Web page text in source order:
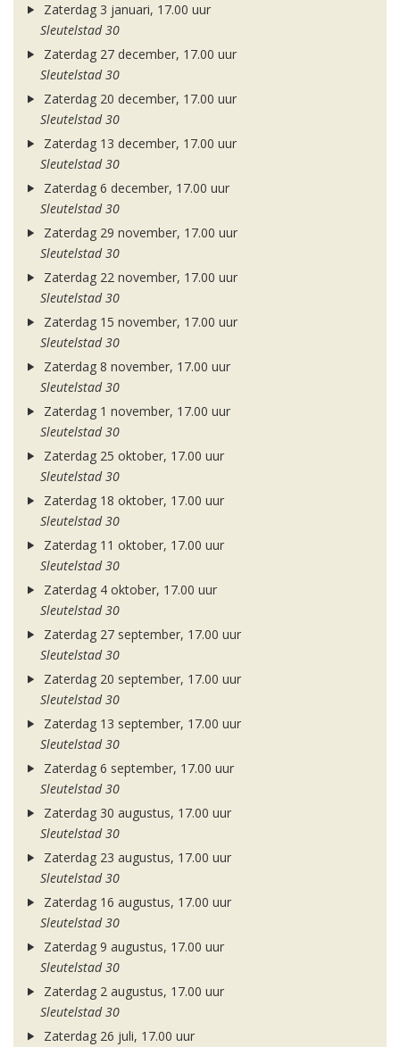
Zaterdag 3 januari, 17.00 uur
Sleutelstad 30
Zaterdag 27 december, 17.00 uur
Sleutelstad 30
Zaterdag 20 december, 17.00 uur
Sleutelstad 30
Zaterdag 13 december, 17.00 uur
Sleutelstad 30
Zaterdag 6 december, 17.00 uur
Sleutelstad 30
Zaterdag 29 november, 17.00 uur
Sleutelstad 30
Zaterdag 22 november, 17.00 uur
Sleutelstad 30
Zaterdag 15 november, 17.00 uur
Sleutelstad 30
Zaterdag 8 november, 17.00 uur
Sleutelstad 30
Zaterdag 1 november, 17.00 uur
Sleutelstad 30
Zaterdag 25 oktober, 17.00 uur
Sleutelstad 30
Zaterdag 18 oktober, 17.00 uur
Sleutelstad 30
Zaterdag 11 oktober, 17.00 uur
Sleutelstad 30
Zaterdag 4 oktober, 17.00 uur
Sleutelstad 30
Zaterdag 27 september, 17.00 uur
Sleutelstad 30
Zaterdag 20 september, 17.00 uur
Sleutelstad 30
Zaterdag 13 september, 17.00 uur
Sleutelstad 30
Zaterdag 6 september, 17.00 uur
Sleutelstad 30
Zaterdag 30 augustus, 17.00 uur
Sleutelstad 30
Zaterdag 23 augustus, 17.00 uur
Sleutelstad 30
Zaterdag 16 augustus, 17.00 uur
Sleutelstad 30
Zaterdag 9 augustus, 17.00 uur
Sleutelstad 30
Zaterdag 2 augustus, 17.00 uur
Sleutelstad 30
Zaterdag 26 juli, 17.00 uur